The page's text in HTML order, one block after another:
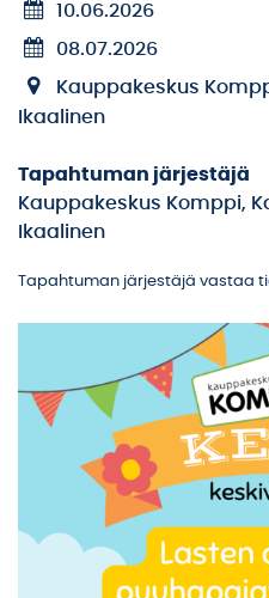
10.06.2026
08.07.2026
Kauppakeskus
Ikaalinen
Tapahtuman järjestäjä
Kauppakeskus Komppi,
Ikaalinen
Tapahtuman järjestäjä vastaa